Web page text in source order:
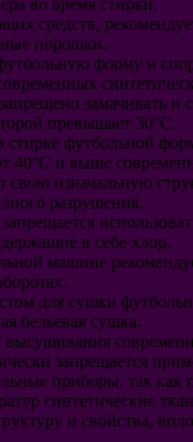
Вердер Бремен
Монако
Марсель
Лилль
Ювентус
Наполи
Аталанта
Фиорентина
Фейеноорд
Галатасарай
Интер Майами
Гэлакси
Сантос
Ривер Плейт
во время стирки.
средств,
порошки.
форму и
замачивать и
превышает 30°С.
футбольной
40°С и выше
свою изначальную
разрушения.
в себе хлор.
машине
для сушки
бельевая сушка.
запрещается
приборы, так как
синтетические
и свойства,